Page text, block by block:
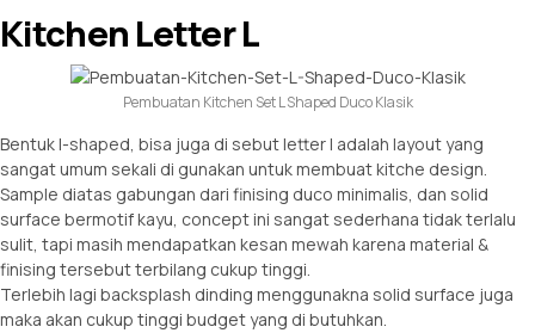
Kitchen Letter L
Pembuatan Kitchen Set L Shaped Duco Klasik
Bentuk l-shaped, bisa juga di sebut letter l adalah layout yang
sangat umum sekali di gunakan untuk membuat kitche design.
Sample diatas gabungan dari finising duco minimalis, dan solid
surface bermotif kayu, concept ini sangat sederhana tidak terlalu
sulit, tapi masih mendapatkan kesan mewah karena material &
finising tersebut terbilang cukup tinggi.
Terlebih lagi backsplash dinding menggunakna solid surface juga
maka akan cukup tinggi budget yang di butuhkan.